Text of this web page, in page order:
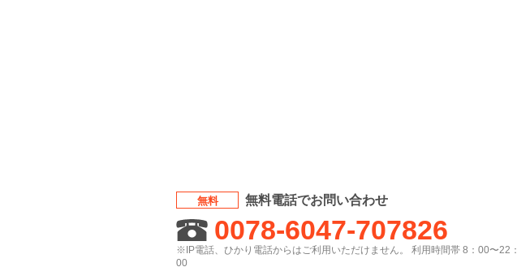
無料 無料電話でお問い合わせ
0078-6047-707826
※IP電話、ひかり電話からはご利用いただけません。 利用時間帯 8：00〜22：
00